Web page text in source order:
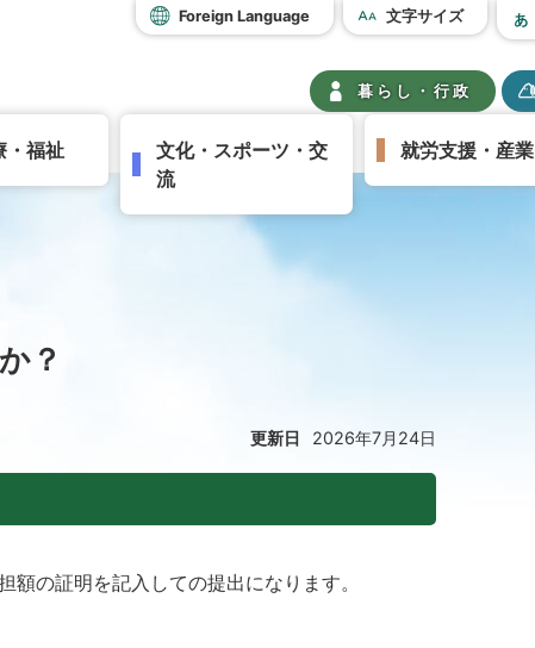
Foreign Language 文字サイズ
暮らし・行政
・福祉
文化・スポーツ・交
流
就労支援・産業
？
更新日 2026年7月24日
の証明を記入しての提出になります。